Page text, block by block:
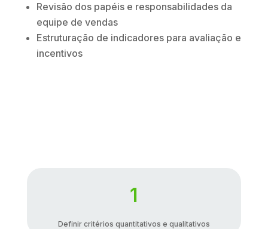
Revisão dos papéis e responsabilidades da
equipe de vendas
Estruturação de indicadores para avaliação e
incentivos
1
Definir critérios quantitativos e qualitativos